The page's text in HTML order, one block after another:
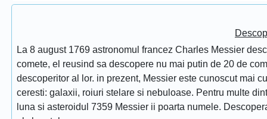
La 8 august 1769 astronomul francez Charles Messier
comete, el reusind sa descopere nu mai putin de 20 de
descoperitor al lor. in prezent, Messier este cunoscut mai
ceresti: galaxii, roiuri stelare si nebuloase. Pentru multe
luna si asteroidul 7359 Messier ii poarta numele.